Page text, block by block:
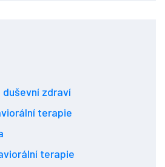
duševní zdraví
terapie
terapie